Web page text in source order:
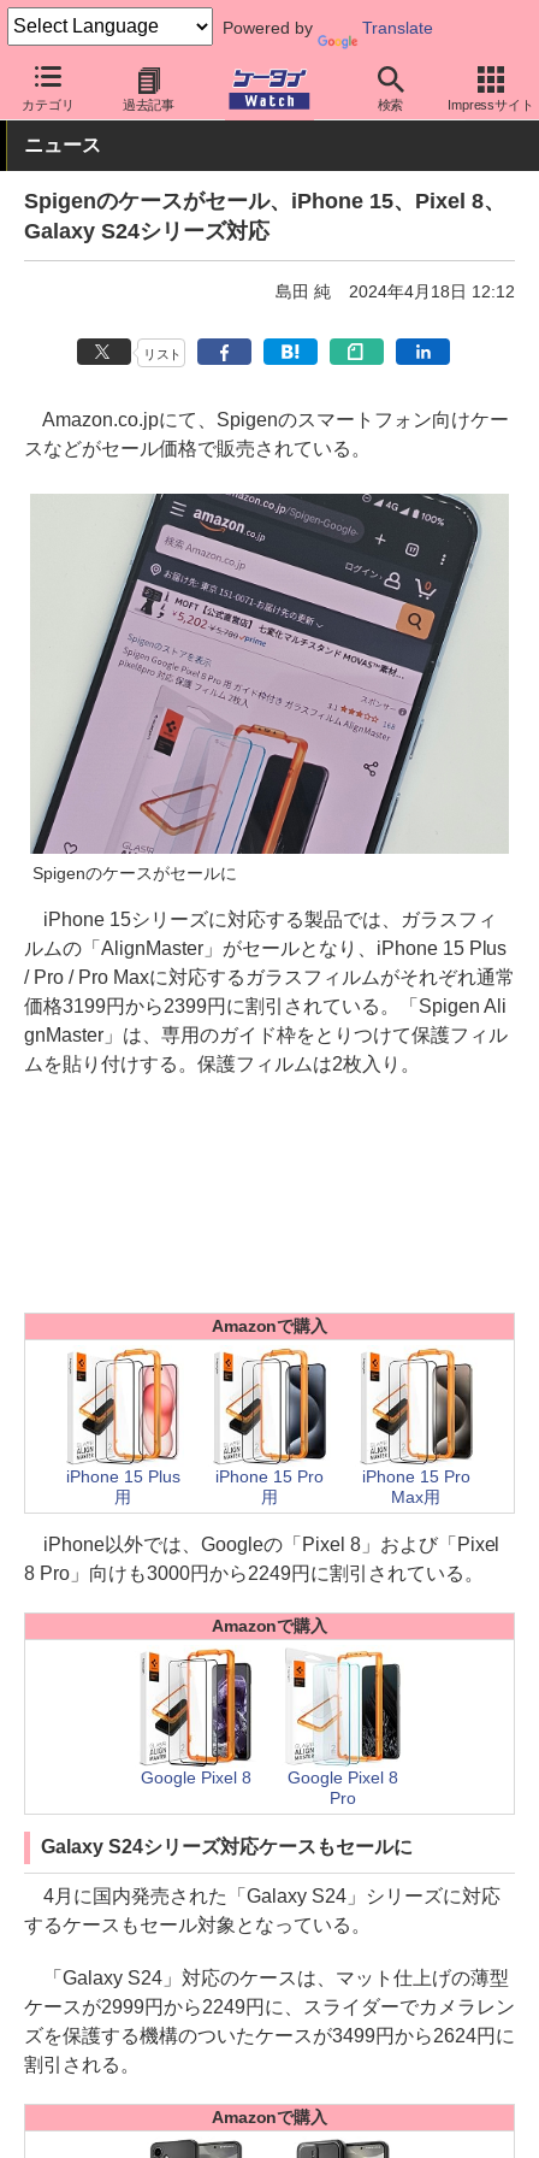
Powered by Translate
カテゴリ 過去記事 検索 Impressサイト
ケータイ Watch 周辺機器/アクセサリー スマホケース
ニュース
Spigenのケースがセール、iPhone 15、Pixel 8、
Galaxy S24シリーズ対応
島田 純 2024年4月18日 12:12
リスト
Amazon.co.jpにて、Spigenのスマートフォン向けケー
スなどがセール価格で販売されている。
Spigenのケースがセールに
iPhone 15シリーズに対応する製品では、ガラスフィ
ルムの「AlignMaster」がセールとなり、iPhone 15 Plus
/ Pro / Pro Maxに対応するガラスフィルムがそれぞれ通常
価格3199円から2399円に割引されている。「Spigen Ali
gnMaster」は、専用のガイド枠をとりつけて保護フィル
ムを貼り付けする。保護フィルムは2枚入り。
Amazonで購入
iPhone 15 Plus
用
iPhone 15 Pro
用
iPhone 15 Pro
Max用
iPhone以外では、Googleの「Pixel 8」および「Pixel
8 Pro」向けも3000円から2249円に割引されている。
Amazonで購入
Google Pixel 8
Google Pixel 8
Pro
Galaxy S24シリーズ対応ケースもセールに
4月に国内発売された「Galaxy S24」シリーズに対応
するケースもセール対象となっている。
「Galaxy S24」対応のケースは、マット仕上げの薄型
ケースが2999円から2249円に、スライダーでカメラレン
ズを保護する機構のついたケースが3499円から2624円に
割引される。
Amazonで購入